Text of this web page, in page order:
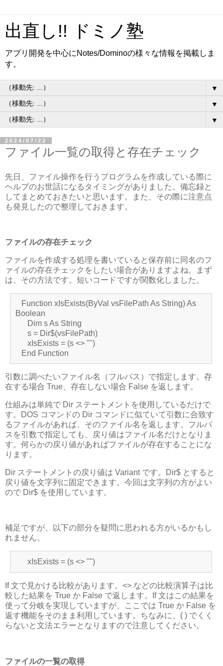
出直し!! ドミノ塾
アプリ開発を中心にNotes/Dominoの様々な情報を掲載しま
す。
▼
▼
▼
2024/07/22
ファイル一覧の取得と存在チェック
先日、ファイル操作を行うプログラムを作成している際に
ヘルプのお世話になるタイミングがありました。備忘録と
してまとめておきたいと思います。また、その際に注意点
も発見したので整理しておきます。
ファイルの存在チェック
ファイルを作成する処理を書いていると保存前に同名のフ
ァイルの存在チェックをしたい場合がありますよね。まず
は、その方法です。短いコードですが関数化しました。
Function xIsExists(ByVal vsFilePath As String) As
Boolean
Dim s As String
s = Dir$(vsFilePath)
xIsExists = (s <> "")
End Function
引数に調べたいファイル名（フルパス）で指定します。存
在する場合 True、存在しない場合 False を返します。
仕組みは単純で Dir ステートメントを使用しているだけで
す。DOS コマンドの Dir コマンドに似ていて引数に合致す
るファイルがあれば、そのファイル名を返します。フルパ
スを引数で指定しても、戻り値はファイル名だけとなりま
す。何らかの戻り値があればファイルが存在することにな
ります。
Dir ステートメントの戻り値は Variant です。Dir$ とすると
戻り値を文字列に固定できます。今回は文字列の方がよい
ので Dir$ を使用しています。
補足ですが、以下の部分を疑問に思われる方がいるかもし
れません。
xIsExists = (s <> "")
If 文で見かける比較があります。<> などの比較演算子は比
較した結果を True か False で返します。If 文はこの結果を
使って分岐を実現していますが、ここでは True か False を
返す機能をそのまま利用しています。ちなみに、( ) でくく
らないと文法エラーとなりますので注意してください。
ファイルの一覧の取得